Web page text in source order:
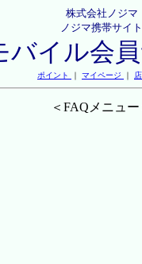
株式会社ノジマ
ノジマ携帯サイト
バイル会
ポイント ｜ マイページ ｜
＜FAQメニュー